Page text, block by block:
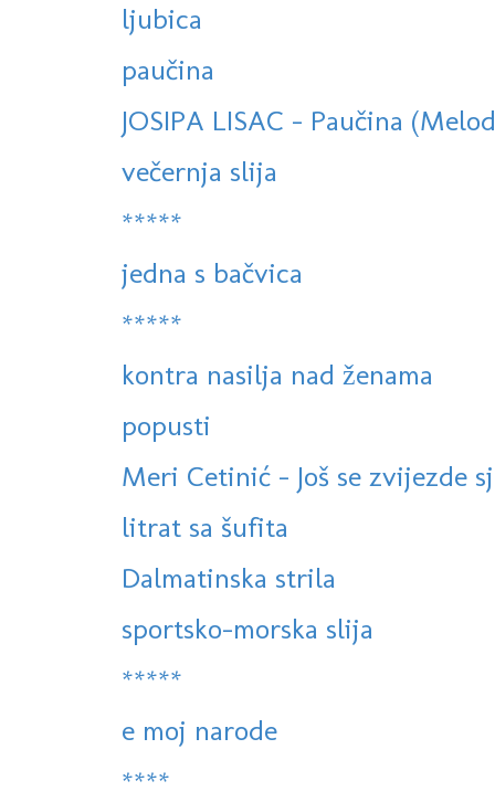
ljubica
paučina
JOSIPA LISAC - Paučina
večernja slija
*****
jedna s bačvica
*****
kontra nasilja nad ženama
popusti
Meri Cetinić - Još se zvijezde
litrat sa šufita
Dalmatinska strila
sportsko-morska slija
*****
e moj narode
****